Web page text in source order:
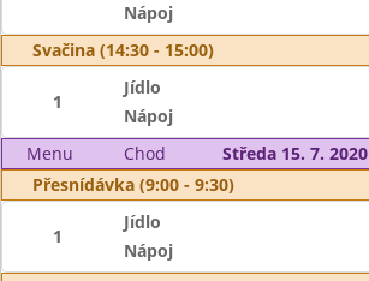
Nápoj
Svačina (14:30 - 15:00)
1
Jídlo
Nápoj
Menu
Chod
Středa 15. 7. 2020
Přesnídávka (9:00 - 9:30)
1
Jídlo
Nápoj